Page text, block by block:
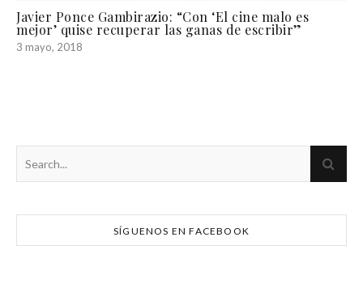
Javier Ponce Gambirazio: “Con ‘El cine malo es
mejor’ quise recuperar las ganas de escribir”
3 mayo, 2018
SÍGUENOS EN FACEBOOK